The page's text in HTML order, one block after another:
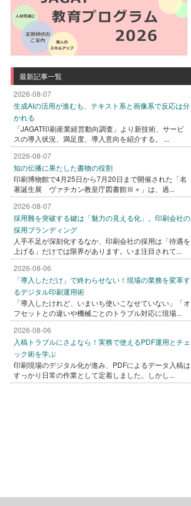
最新記事一覧
2026-08-07
生成AIの活用が進むも、テキスト系と画像系で反応は分
かれる
「JAGAT印刷産業経営動向調査」より新技術、サービ
スの導入状況、満足度、導入意向を紹介する。 ...
2026-08-07
知の伝播に果たした書物の役割
印刷博物館で4月25日から7月20日まで開催された「名
著誕生展 ヴァチカン教皇庁図書館Ⅲ＋」は、過...
2026-08-07
採用難を突破する鍵は「魅力の見える化」。印刷会社の
採用ブランディング
人手不足が深刻化するなか、印刷会社の採用は「待遇を
上げる」だけでは限界があります。いま注目されて...
2026-08-06
「導入しただけ」で終わらせない！現場の業務を変革す
るデジタル印刷運用術
「導入したけれど、いまいち使いこなせていない」「オ
フセットとの違いや機械ごとのトラブル対応に現場...
2026-08-06
入稿トラブルにさよなら！実務で使えるPDF運用とチェ
ック術を学ぶ
印刷現場のデジタル化が進み、PDFによるデータ入稿は
すっかり日常の作業として定着しました。しかし...